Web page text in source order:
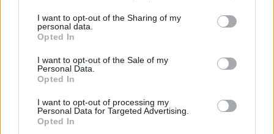
not limited to your visit or usage behaviour. You may click to
grant or deny consent to Google and its third-party tags to
use your data for below specified purposes in below Google
consent section.
I want to opt-out of the Sharing of my
personal data.
Opted In
I want to opt-out of the Sale of my
Personal Data.
Opted In
I want to opt-out of processing my
Personal Data for Targeted Advertising.
Opted In
United
Felkészülési szezon 5. mérkőzés
Croke Park, Dublin
2026-08-12 20:30
2 nap 8 óra 59 perc 51 másodperc